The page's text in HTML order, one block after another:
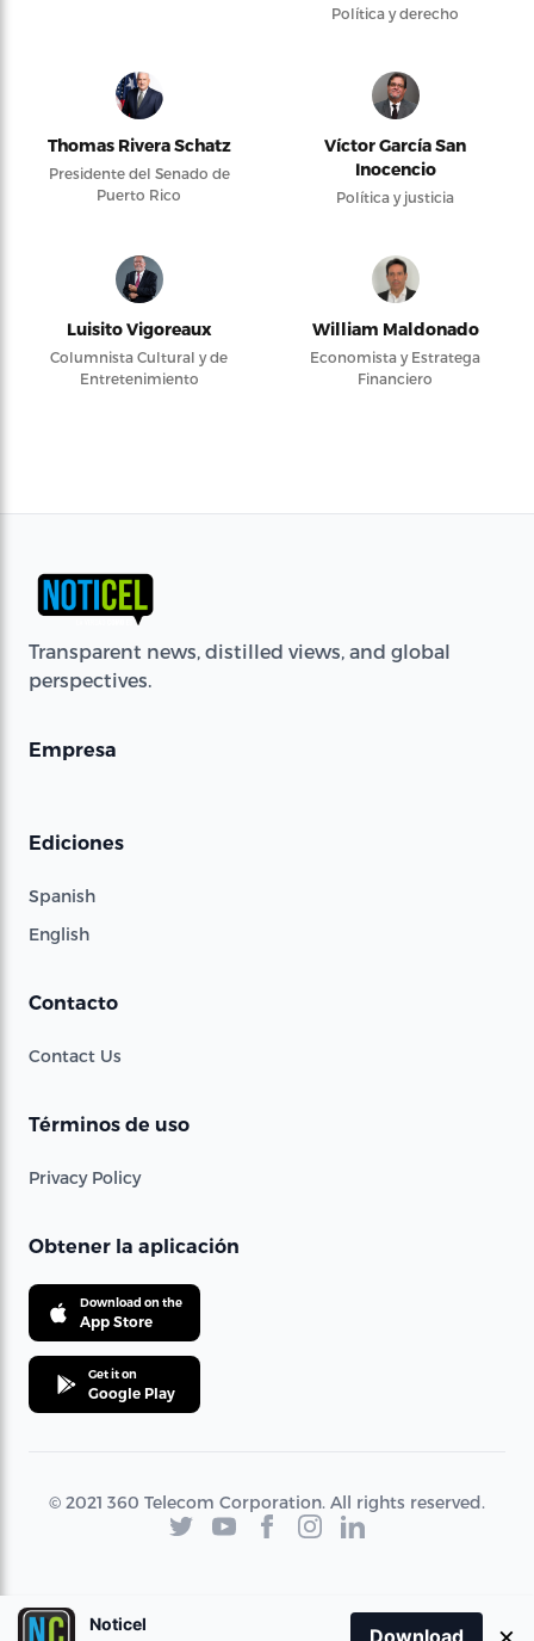
Política y derecho
Thomas Rivera Schatz
Presidente del Senado de
Puerto Rico
Víctor García San
Inocencio
Política y justicia
Luisito Vigoreaux
Columnista Cultural y de
Entretenimiento
William Maldonado
Economista y Estratega
Financiero
Transparent news, distilled views, and global
perspectives.
Empresa
Ediciones
Spanish
English
Contacto
Contact Us
Términos de uso
Privacy Policy
Obtener la aplicación
Download on the
App Store
Get it on
Google Play
© 2021 360 Telecom Corporation. All rights reserved.
Noticel
Download